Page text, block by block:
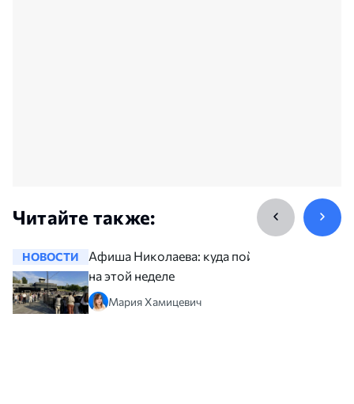
Читайте также:
НОВОСТИ
Афиша Николаева: куда пойти
на этой неделе
Мария Хамицевич